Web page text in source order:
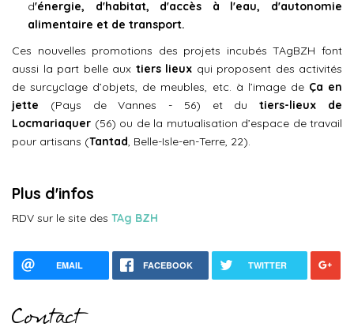
d'énergie, d'habitat, d'accès à l'eau, d'autonomie
alimentaire et de transport.
Ces nouvelles promotions des projets incubés TAgBZH font
aussi la part belle aux tiers lieux qui proposent des activités
de surcyclage d’objets, de meubles, etc. à l’image de Ça en
jette (Pays de Vannes - 56) et dutiers-lieux de
Locmariaquer (56) ou de la mutualisation d’espace de travail
pour artisans (Tantad, Belle-Isle-en-Terre, 22).
Plus d'infos
RDV sur le site des TAg BZH
EMAIL FACEBOOK TWITTER
Contact